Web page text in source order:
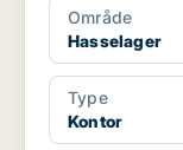
Område
Hasselager
Type
Kontor